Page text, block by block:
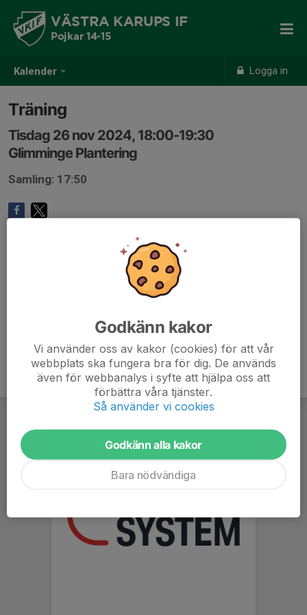
Kalender Logga in
VÄSTRA KARUPS IF
Pojkar 14-15
Träning
Tisdag 26 nov 2024, 18:00-19:30
Glimminge Plantering
Samling: 17:50
Godkänn kakor
Vi använder oss av kakor (cookies) för att vår
webbplats ska fungera bra för dig. De används
även för webbanalys i syfte att hjälpa oss att
förbättra våra tjänster.
Så använder vi cookies
Godkänn alla kakor
Bara nödvändiga